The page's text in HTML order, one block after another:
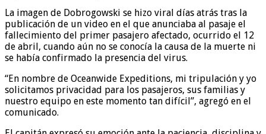
La imagen de Dobrogowski se hizo viral días atrás tras la
publicación de un video en el que anunciaba al pasaje el
fallecimiento del primer pasajero afectado, ocurrido el 12
de abril, cuando aún no se conocía la causa de la muerte ni
se había confirmado la presencia del virus.
“En nombre de Oceanwide Expeditions, mi tripulación y yo
solicitamos privacidad para los pasajeros, sus familias y
nuestro equipo en este momento tan difícil”, agregó en el
comunicado.